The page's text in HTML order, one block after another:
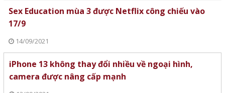
Sex Education mùa 3 được Netflix công chiếu vào
17/9
14/09/2021
iPhone 13 không thay đổi nhiều về ngoại hình,
camera được nâng cấp mạnh